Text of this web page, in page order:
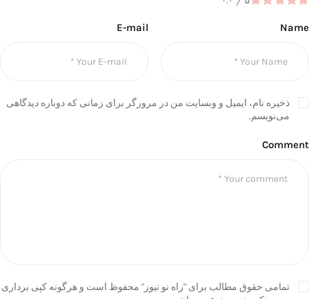
Name
E-mail
ذخیره نام، ایمیل و وبسایت من در مرورگر برای زمانی که دوباره دیدگاهی
می‌نویسم.
Comment
تمامی حقوق مطالب برای "راه نو نیوز" محفوظ است و هرگونه کپی برداری